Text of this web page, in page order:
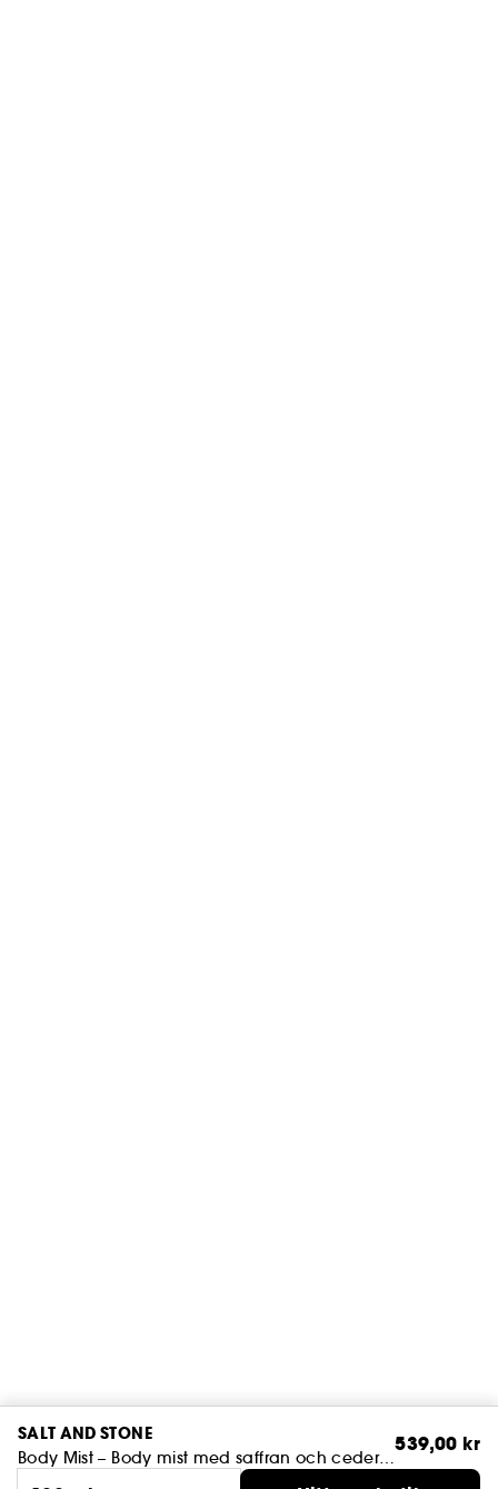
SALT AND STONE
Body Mist – Body mist med saffran och cederträ
539,00 kr